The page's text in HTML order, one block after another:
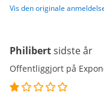
Vis den originale
Philibertsidste år
Offentliggjort på